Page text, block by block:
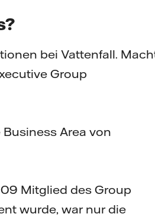
bei Vattenfall.
Group
Area von
Mitglied des Group
wurde, war nur die